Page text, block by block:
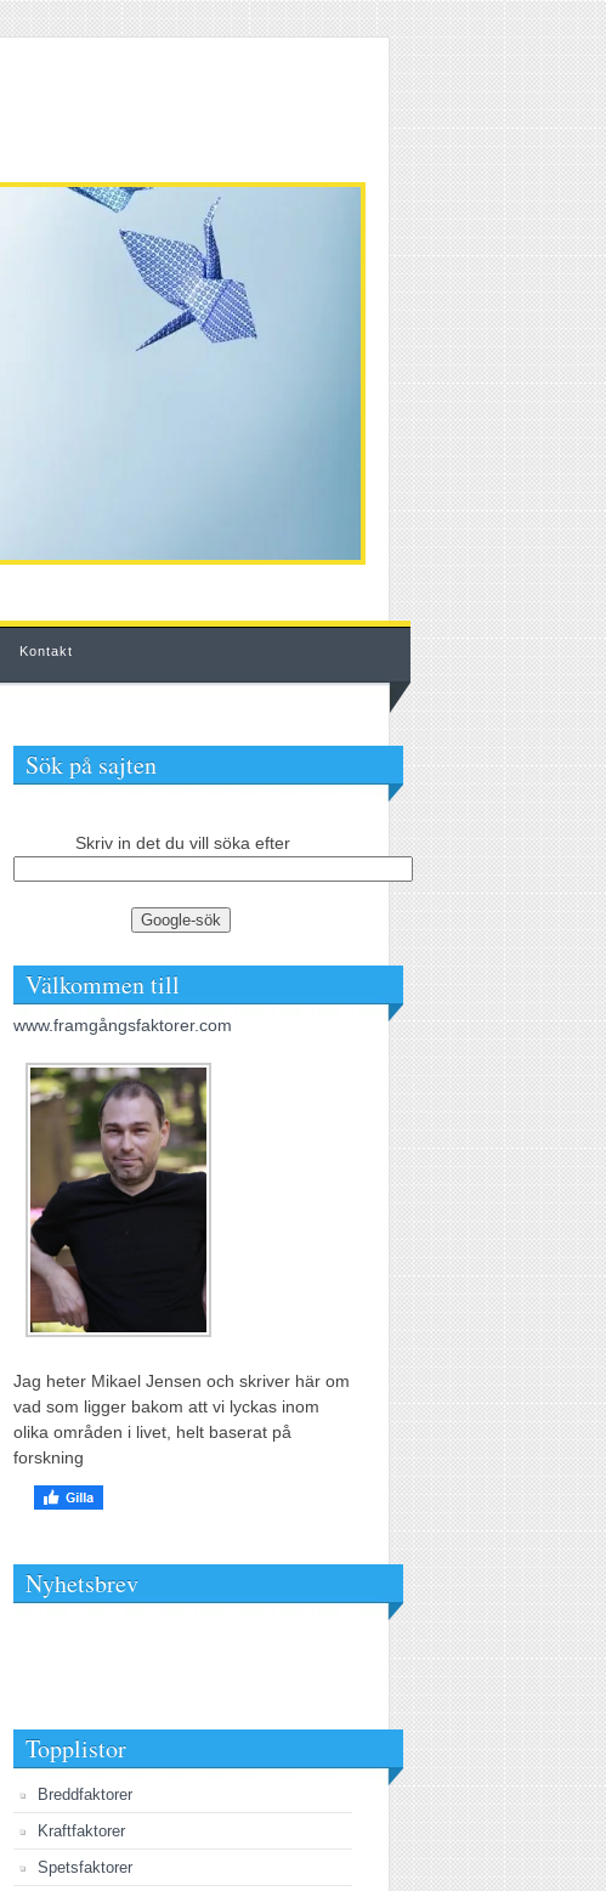
Kontakt
Sök på sajten
Skriv in det du vill söka efter
Välkommen till
www.framgångsfaktorer.com
Jag heter Mikael Jensen och skriver här om
vad som ligger bakom att vi lyckas inom
olika områden i livet, helt baserat på
forskning
Nyhetsbrev
Topplistor
Breddfaktorer
Kraftfaktorer
Spetsfaktorer